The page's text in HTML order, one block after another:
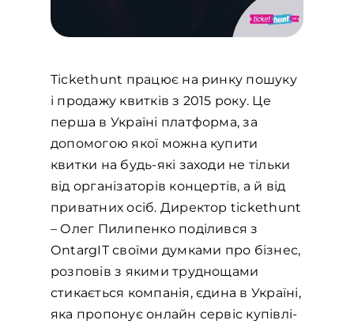
Tiсkethunt працює на ринку пошуку
і продажу квитків з 2015 року. Це
перша в Україні платформа, за
допомогою якої можна купити
квитки на будь-які заходи не тільки
від організаторів концертів, а й від
приватних осіб. Директор tiсkethunt
– Олег Пилипенко поділився з
ОntargIT своїми думками про бізнес,
розповів з якими труднощами
стикається компанія, єдина в Україні,
яка пропонує онлайн сервіс купівлі-